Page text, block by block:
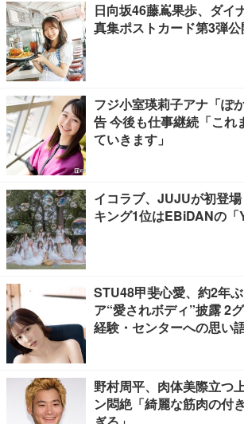
日向坂46藤嶌果歩、ダイ
真集ポストカード第3弾公
フジ小室瑛莉子アナ「ぽ
告 今後も仕事継続「これ
ていきます」
イコラブ、JUJUが初登
キング1位はEBiDANの
STU48甲斐心愛、約2年
ア“愛されボディ”披露 2
経験・センターへの思い
野村周平、肉体美際立つ
ン悶絶「綺麗な筋肉の付